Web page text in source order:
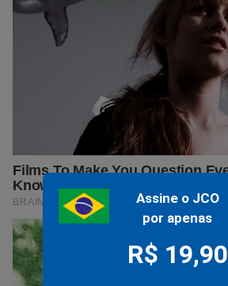
Assine o JCO
por apenas
R$ 19,90